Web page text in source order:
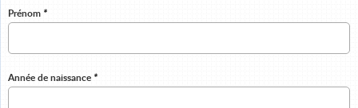
Prénom *
Année de naissance *